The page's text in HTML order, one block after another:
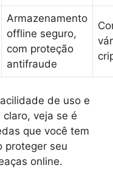
Armazenamento
offline seguro,
com proteção
antifraude
de uso e
claro, veja se é
que você tem
proteger seu
online.